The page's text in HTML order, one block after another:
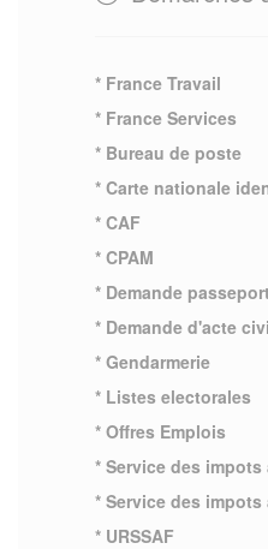
* France Travail
* France Services
* Bureau de poste
* Carte nationale
* CAF
* CPAM
* Demande passeport
* Demande d'acte
* Gendarmerie
* Listes electorales
* Offres Emplois
* Service des
* Service des
* URSSAF